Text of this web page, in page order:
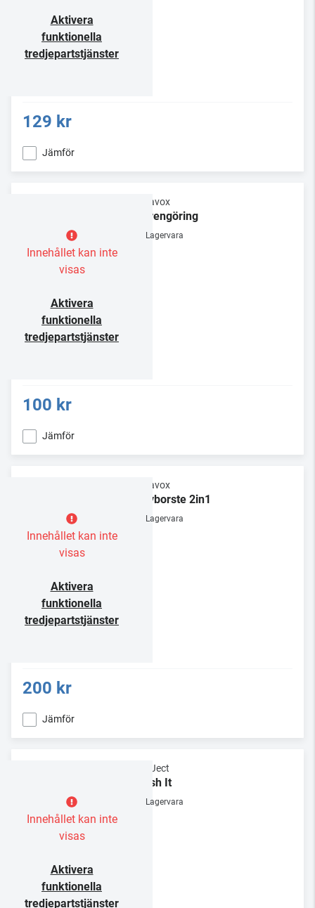
Aktivera
funktionella
tredjepartstjänster
129 kr
Jämför
Innehållet kan inte
visas
Aktivera
funktionella
tredjepartstjänster
Dynavox
Nålrengöring
Lagervara
100 kr
Jämför
Innehållet kan inte
visas
Aktivera
funktionella
tredjepartstjänster
Dynavox
Skivborste 2in1
Lagervara
200 kr
Jämför
Innehållet kan inte
visas
Aktivera
funktionella
tredjepartstjänster
Pro-Ject
Brush It
Lagervara